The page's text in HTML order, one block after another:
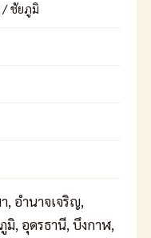
/ ชัยภูมิ
, อำนาจเจริญ,
มิ, อุดรธานี, บึงกาฬ,